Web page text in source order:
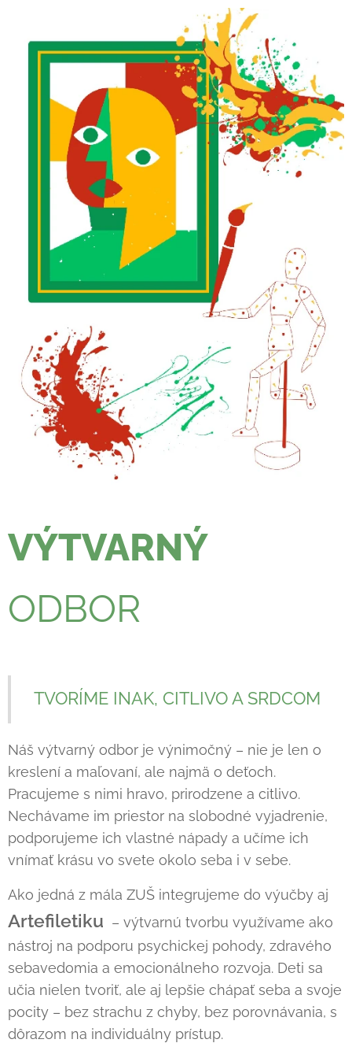
VÝTVARNÝ
ODBOR
TVORÍME INAK, CITLIVO A SRDCOM
Náš výtvarný odbor je výnimočný – nie je len o
kreslení a maľovaní, ale najmä o deťoch.
Pracujeme s nimi hravo, prirodzene a citlivo.
Nechávame im priestor na slobodné vyjadrenie,
podporujeme ich vlastné nápady a učíme ich
vnímať krásu vo svete okolo seba i v sebe.
Ako jedná z mála ZUŠ integrujeme do výučby aj
Artefiletiku – výtvarnú tvorbu využívame ako
nástroj na podporu psychickej pohody, zdravého
sebavedomia a emocionálneho rozvoja. Deti sa
učia nielen tvoriť, ale aj lepšie chápať seba a svoje
pocity – bez strachu z chyby, bez porovnávania, s
dôrazom na individuálny prístup.